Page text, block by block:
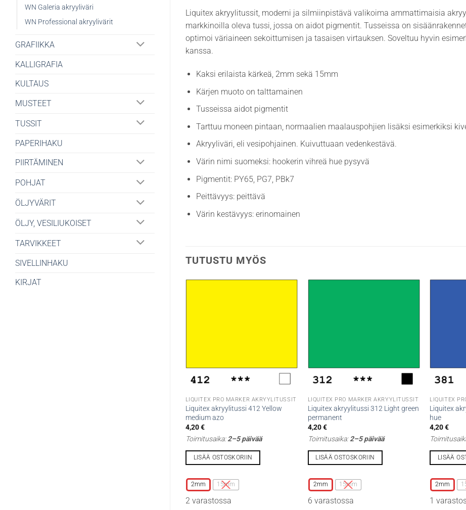
WN Galeria akryyliväri
WN Professional akryylivärit
GRAFIIKKA
KALLIGRAFIA
KULTAUS
MUSTEET
TUSSIT
PAPERIHAKU
PIIRTÄMINEN
POHJAT
ÖLJYVÄRIT
ÖLJY, VESILIUKOISET
TARVIKKEET
SIVELLINHAKU
KIRJAT
Liquitex akryylitussit, moderni ja silmiinpistävä valikoima ammattimaisia
markkinoilla oleva tussi, jossa on aidot pigmentit. Tusseissa on
optimoi väriaineen sekoittumisen ja tasaisen virtauksen. Soveltuu hyvin
kanssa.
Kaksi erilaista kärkeä, 2mm sekä 15mm
Kärjen muoto on talttamainen
Tusseissa aidot pigmentit
Tarttuu moneen pintaan, normaalien maalauspohjien lisäksi esimerkiksi
Akryyliväri, eli vesipohjainen. Kuivuttuaan vedenkestävä.
Värin nimi suomeksi: hookerin vihreä hue pysyvä
Pigmentit: PY65, PG7, PBk7
Peittävyys: peittävä
Värin kestävyys: erinomainen
TUTUSTU MYÖS
LIQUITEX PRO MARKER AKRYYLITUSSIT
Liquitex akryylitussi 412 Yellow
medium azo
4,20€
Toimitusaika:2–5 päivää
LISÄÄ OSTOSKORIIN
tuotteella
on
useampi
2mm 15mm
2 varastossa
LIQUITEX PRO MARKER AKRYYLITUSSIT
Liquitex akryylitussi 312 Light green
permanent
4,20€
Toimitusaika:2–5 päivää
LISÄÄ OSTOSKORIIN
tuotteella
on
useampi
2mm 15mm
6 varastossa
LIQUITEX
Liquitex
hue
4,20€
LISÄÄ
tuotteella
on
useampi
2mm
1